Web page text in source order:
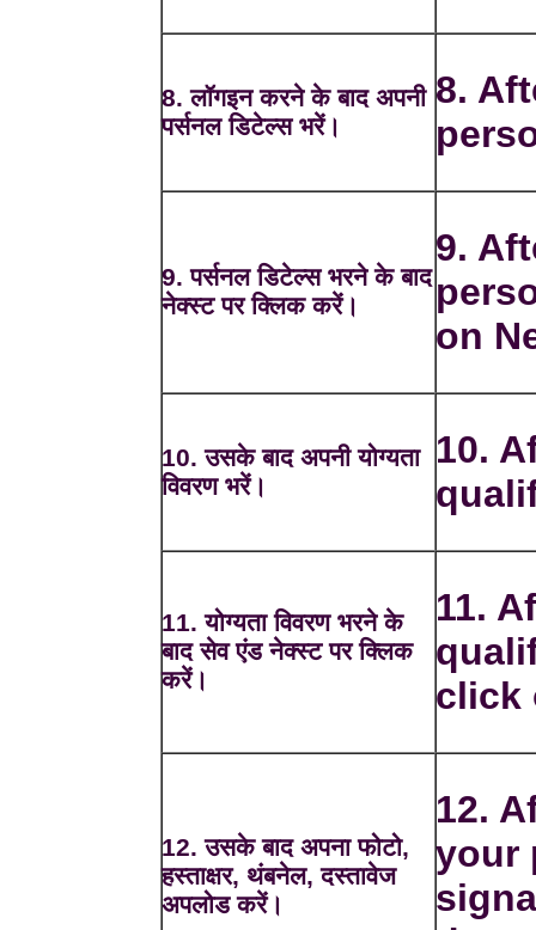
8. लॉगइन करने के बाद अपनी
पर्सनल डिटेल्स भरें।
8.
9. पर्सनल डिटेल्स भरने के बाद
नेक्स्ट पर क्लिक करें।
9.
on
10. उसके बाद अपनी योग्यता
विवरण भरें।
10.
11. योग्यता विवरण भरने के
बाद सेव एंड नेक्स्ट पर क्लिक
करें।
11.
click
12. उसके बाद अपना फोटो,
हस्ताक्षर, थंबनेल, दस्तावेज
अपलोड करें।
12.
your